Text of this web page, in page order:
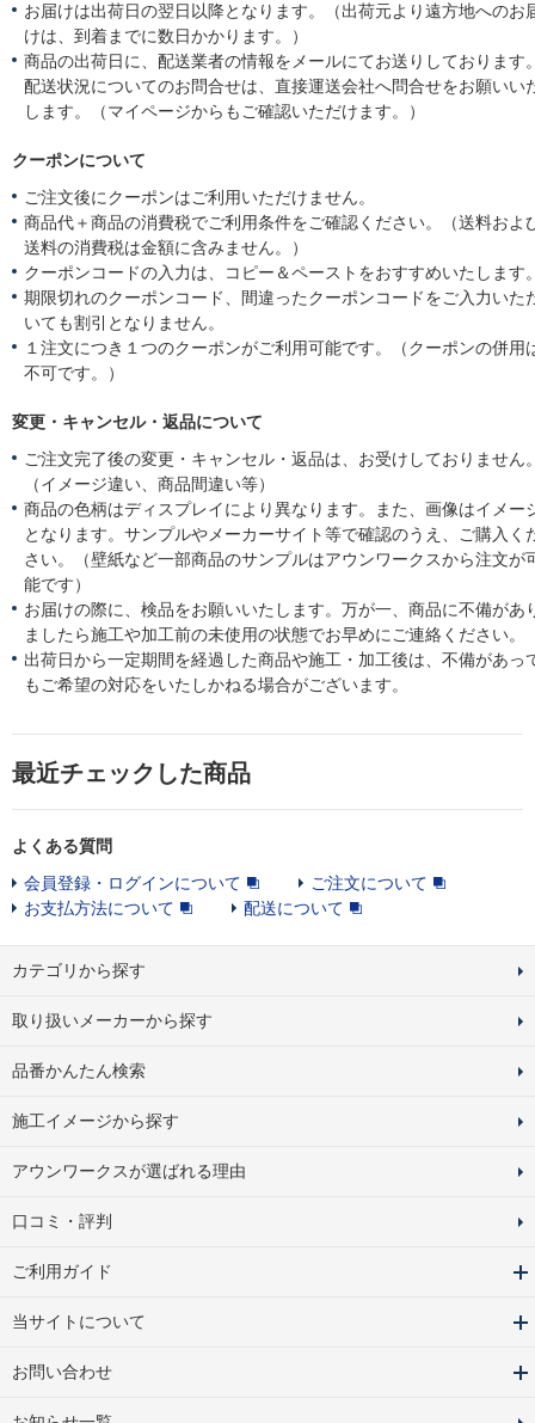
お届けは出荷日の翌日以降となります。（出荷元より遠方地へのお
けは、到着までに数日かかります。）
商品の出荷日に、配送業者の情報をメールにてお送りしております
配送状況についてのお問合せは、直接運送会社へ問合せをお願いい
します。（マイページからもご確認いただけます。）
クーポンについて
ご注文後にクーポンはご利用いただけません。
商品代＋商品の消費税でご利用条件をご確認ください。（送料およ
送料の消費税は金額に含みません。）
クーポンコードの入力は、コピー＆ペーストをおすすめいたします
期限切れのクーポンコード、間違ったクーポンコードをご入力いた
いても割引となりません。
１注文につき１つのクーポンがご利用可能です。（クーポンの併用
不可です。）
変更・キャンセル・返品について
ご注文完了後の変更・キャンセル・返品は、お受けしておりません
（イメージ違い、商品間違い等）
商品の色柄はディスプレイにより異なります。また、画像はイメー
となります。サンプルやメーカーサイト等で確認のうえ、ご購入く
さい。（壁紙など一部商品のサンプルはアウンワークスから注文が
能です）
お届けの際に、検品をお願いいたします。万が一、商品に不備があ
ましたら施工や加工前の未使用の状態でお早めにご連絡ください。
出荷日から一定期間を経過した商品や施工・加工後は、不備があっ
もご希望の対応をいたしかねる場合がございます。
最近チェックした商品
よくある質問
会員登録・ログインについて
ご注文について
お支払方法について
配送について
カテゴリから探す
取り扱いメーカーから探す
品番かんたん検索
施工イメージから探す
アウンワークスが選ばれる理由
口コミ・評判
ご利用ガイド
当サイトについて
お問い合わせ